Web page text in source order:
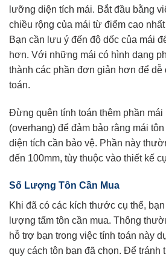
lưỡng diện tích mái. Bắt đầu bằng
chiều rộng của mái từ điểm cao
Bạn cần lưu ý đến độ dốc của mái
hơn. Với những mái có hình dạng
thành các phần đơn giản hơn để dễ
toán.
Đừng quên tính toán thêm phần mái
(overhang) để đảm bảo rằng mái
diện tích cần bảo vệ. Phần này
đến 100mm, tùy thuộc vào thiết kế
Số Lượng Tôn Cần Mua
Khi đã có các kích thước cụ thể,
lượng tấm tôn cần mua. Thông
hỗ trợ bạn trong việc tính toán này
quy cách tôn bạn đã chọn. Để tránh